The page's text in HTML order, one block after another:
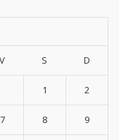
V S D
1 2
7 8 9